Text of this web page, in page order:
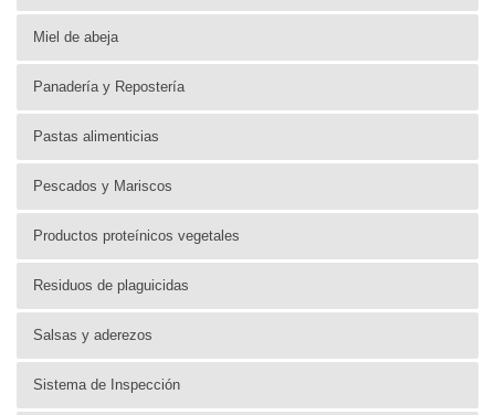
Miel de abeja
Panadería y Repostería
Pastas alimenticias
Pescados y Mariscos
Productos proteínicos vegetales
Residuos de plaguicidas
Salsas y aderezos
Sistema de Inspección